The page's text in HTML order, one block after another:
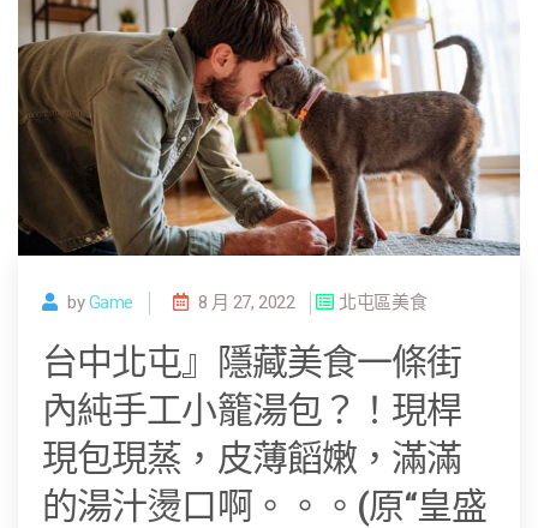
byGame 8 月 27, 2022 北屯區美食
台中北屯』隱藏美食一條街
內純手工小籠湯包？！現桿
現包現蒸，皮薄饀嫩，滿滿
的湯汁燙口啊。。。(原“皇盛